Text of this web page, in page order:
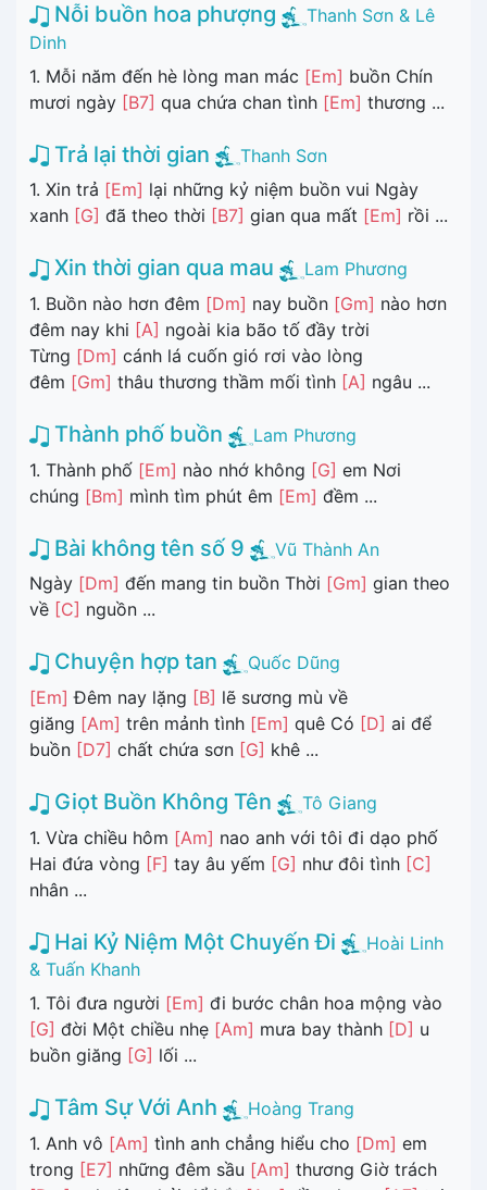
Nỗi buồn hoa phượng
Thanh Sơn & Lê
Dinh
1. Mỗi năm đến hè lòng man mác [Em] buồn Chín
mươi ngày [B7] qua chứa chan tình [Em] thương ...
Trả lại thời gian
Thanh Sơn
1. Xin trả [Em] lại những kỷ niệm buồn vui Ngày
xanh [G] đã theo thời [B7] gian qua mất [Em] rồi ...
Xin thời gian qua mau
Lam Phương
1. Buồn nào hơn đêm [Dm] nay buồn [Gm] nào hơn
đêm nay khi [A] ngoài kia bão tố đầy trời
Từng [Dm] cánh lá cuốn gió rơi vào lòng
đêm [Gm] thâu thương thầm mối tình [A] ngâu ...
Thành phố buồn
Lam Phương
1. Thành phố [Em] nào nhớ không [G] em Nơi
chúng [Bm] mình tìm phút êm [Em] đềm ...
Bài không tên số 9
Vũ Thành An
Ngày [Dm] đến mang tin buồn Thời [Gm] gian theo
về [C] nguồn ...
Chuyện hợp tan
Quốc Dũng
[Em] Đêm nay lặng [B] lẽ sương mù về
giăng [Am] trên mảnh tình [Em] quê Có [D] ai để
buồn [D7] chất chứa sơn [G] khê ...
Giọt Buồn Không Tên
Tô Giang
1. Vừa chiều hôm [Am] nao anh với tôi đi dạo phố
Hai đứa vòng [F] tay âu yếm [G] như đôi tình [C]
nhân ...
Hai Kỷ Niệm Một Chuyến Đi
Hoài Linh
& Tuấn Khanh
1. Tôi đưa người [Em] đi bước chân hoa mộng vào
[G] đời Một chiều nhẹ [Am] mưa bay thành [D] u
buồn giăng [G] lối ...
Tâm Sự Với Anh
Hoàng Trang
1. Anh vô [Am] tình anh chẳng hiểu cho [Dm] em
trong [E7] những đêm sầu [Am] thương Giờ trách